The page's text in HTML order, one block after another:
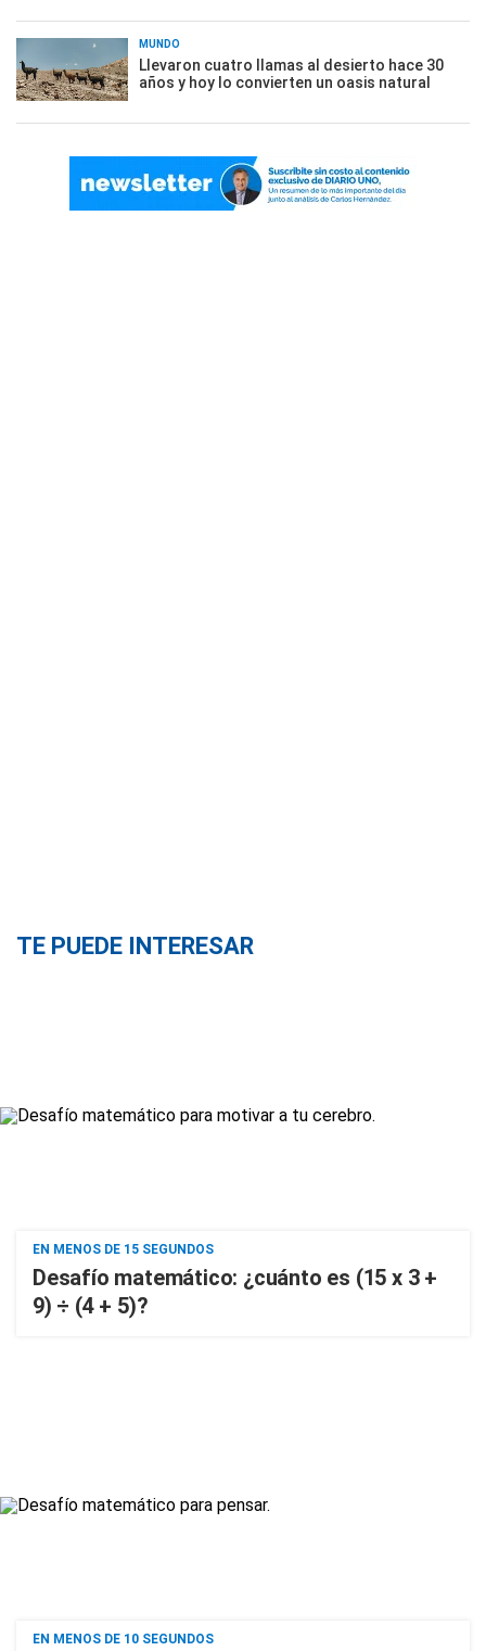
MUNDO
Llevaron cuatro llamas al desierto hace 30
años y hoy lo convierten un oasis natural
TE PUEDE INTERESAR
EN MENOS DE 15 SEGUNDOS
Desafío matemático: ¿cuánto es (15 x 3 +
9) ÷ (4 + 5)?
EN MENOS DE 10 SEGUNDOS